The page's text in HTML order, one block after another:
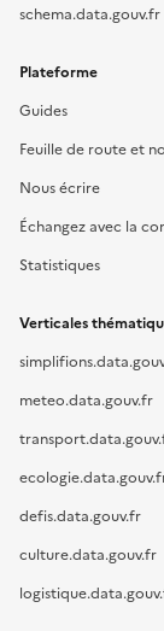
schema.data.gouv.fr
Plateforme
Guides
Feuille de route et
Nous écrire
Échangez avec la
Statistiques
Verticales
meteo.data.gouv.fr
defis.data.gouv.fr
culture.data.gouv.fr